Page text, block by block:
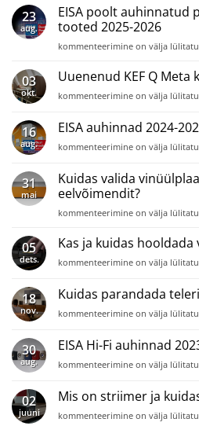
vahetada?
arvustab:
Dan
Clark
Noire
ja
X9
23
aug.
EISA poolt auhinnatud
tooted 2025-2026
EISA
auhinnatud
parimad
audio-
tooted
2026
kommenteerimine on välja
03
okt.
Uuenenud KEF Q Meta
Uuenenud
Q
Meta
kõlarisari
kommenteerimine on välja
16
aug.
EISA auhinnad 2024-
EISA
2024-
2025
kommenteerimine on välja
31
mai
Kuidas valida
eelvõimendit?
Kuidas
vinüülplaadimängijale
eelvõimendit?
kommenteerimine on välja
05
dets.
Kas ja kuidas
Kas
kuidas
hooldada
vinüülplaadimängijat?
kommenteerimine on välja
18
nov.
Kuidas parandada
Kuidas
teleri
heli?
kommenteerimine on välja
30
aug.
EISA Hi-Fi auhinnad
EISA
Fi
auhinnad
2023-
kommenteerimine on välja
02
juuni
Mis on striimer ja
Mis
kommenteerimine on välja